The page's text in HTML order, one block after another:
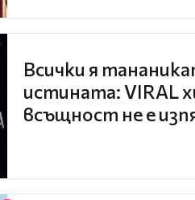
Всички я
истината: VIRAL
всъщност не е